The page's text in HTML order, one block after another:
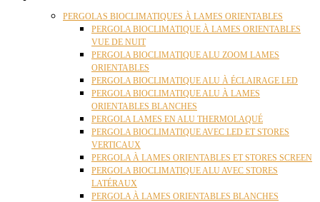
PERGOLAS BIOCLIMATIQUES À LAMES ORIENTABLES
PERGOLA BIOCLIMATIQUE À LAMES ORIENTABLES
VUE DE NUIT
PERGOLA BIOCLIMATIQUE ALU ZOOM LAMES
ORIENTABLES
PERGOLA BIOCLIMATIQUE ALU À ÉCLAIRAGE LED
PERGOLA BIOCLIMATIQUE ALU À LAMES
ORIENTABLES BLANCHES
PERGOLA LAMES EN ALU THERMOLAQUÉ
PERGOLA BIOCLIMATIQUE AVEC LED ET STORES
VERTICAUX
PERGOLA À LAMES ORIENTABLES ET STORES SCREEN
PERGOLA BIOCLIMATIQUE ALU AVEC STORES
LATÉRAUX
PERGOLA À LAMES ORIENTABLES BLANCHES